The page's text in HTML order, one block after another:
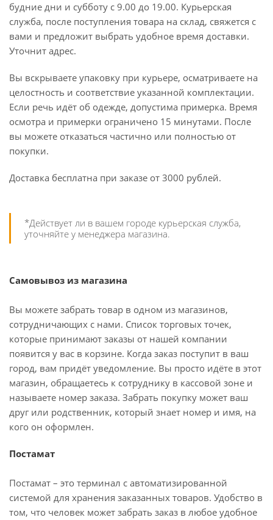
будние дни и субботу с 9.00 до 19.00. Курьерская
служба, после поступления товара на склад, свяжется с
вами и предложит выбрать удобное время доставки.
Уточнит адрес.
Вы вскрываете упаковку при курьере, осматриваете на
целостность и соответствие указанной комплектации.
Если речь идёт об одежде, допустима примерка. Время
осмотра и примерки ограничено 15 минутами. После
вы можете отказаться частично или полностью от
покупки.
Доставка бесплатна при заказе от 3000 рублей.
*Действует ли в вашем городе курьерская служба,
уточняйте у менеджера магазина.
Самовывоз из магазина
Вы можете забрать товар в одном из магазинов,
сотрудничающих с нами. Список торговых точек,
которые принимают заказы от нашей компании
появится у вас в корзине. Когда заказ поступит в ваш
город, вам придёт уведомление. Вы просто идёте в этот
магазин, обращаетесь к сотруднику в кассовой зоне и
называете номер заказа. Забрать покупку может ваш
друг или родственник, который знает номер и имя, на
кого он оформлен.
Постамат
Постамат – это терминал с автоматизированной
системой для хранения заказанных товаров. Удобство в
том, что человек может забрать заказ в любое удобное